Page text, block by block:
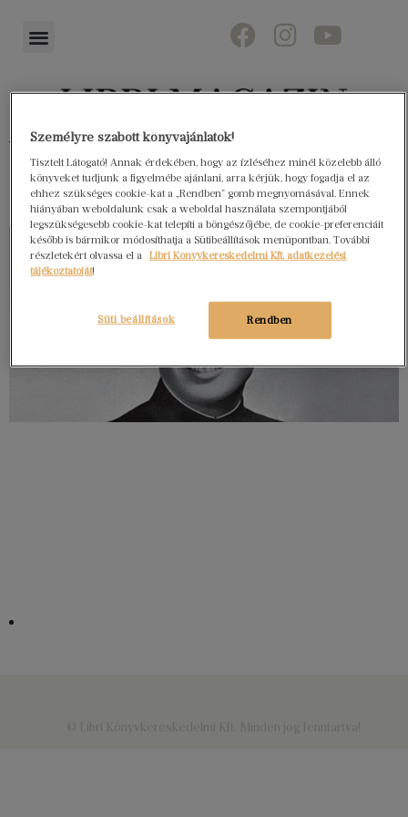
Könyvektől az olvasókig
Személyre szabott könyvajánlatok!
Tisztelt Látogató! Annak érdekében, hogy az ízléséhez minél közelebb álló
könyveket tudjunk a figyelmébe ajánlani, arra kérjük, hogy fogadja el az
ehhez szükséges cookie-kat a „Rendben” gomb megnyomásával. Ennek
hiányában weboldalunk csak a weboldal használata szempontjából
legszükségesebb cookie-kat telepíti a böngészőjébe, de cookie-preferenciáit
később is bármikor módosíthatja a Sütibeállítások menüpontban. További
részletekért olvassa el a
Libri Könyvkereskedelmi Kft. adatkezelési
tájékoztatóját!
Rendben
Süti beállítások